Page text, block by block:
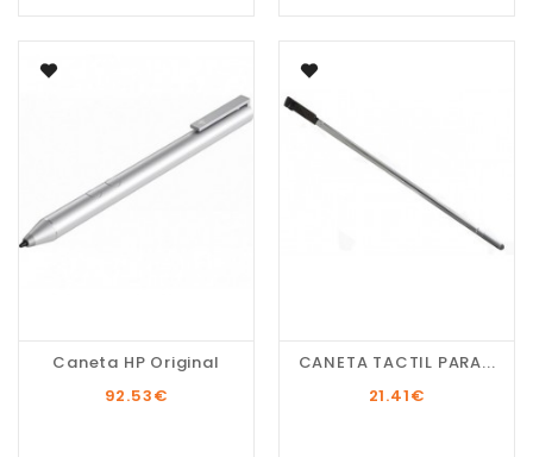
Caneta HP Original
92.53€
CANETA TACTIL PARA...
21.41€